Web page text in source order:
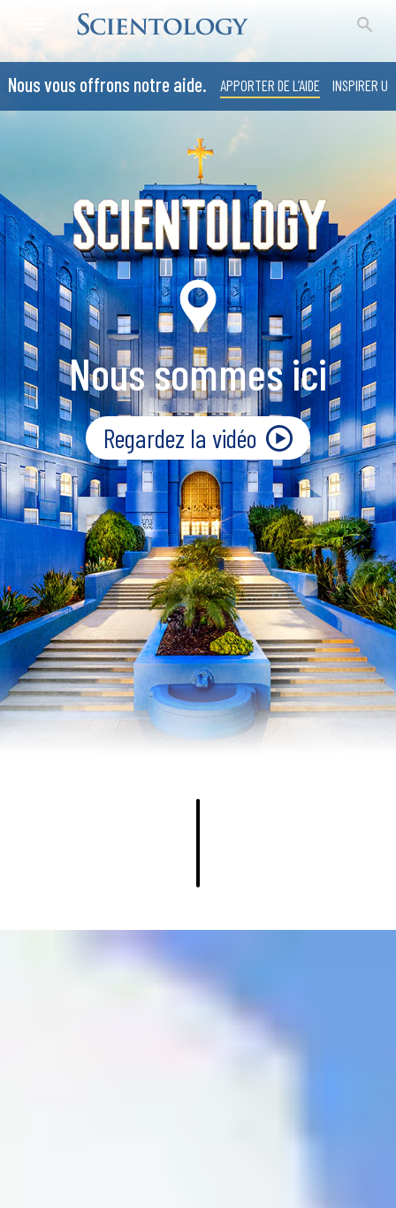
Nous vous offrons notre aide. APPORTER DE L’AIDE INSPIRER
Nous sommes ici
Regardez la vidéo